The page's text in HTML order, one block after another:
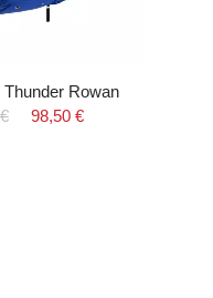
Rowan
98,50 €